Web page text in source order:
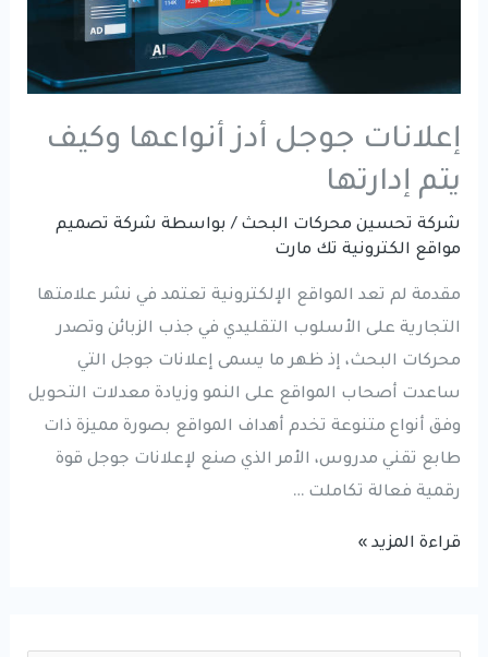
إعلانات جوجل أدز أنواعها وكيف
يتم إدارتها
شركة تحسين محركات البحث / بواسطة شركة تصميم
مواقع الكترونية تك مارت
مقدمة لم تعد المواقع الإلكترونية تعتمد في نشر علامتها
التجارية على الأسلوب التقليدي في جذب الزبائن وتصدر
محركات البحث، إذ ظهر ما يسمى إعلانات جوجل التي
ساعدت أصحاب المواقع على النمو وزيادة معدلات التحويل
وفق أنواع متنوعة تخدم أهداف المواقع بصورة مميزة ذات
طابع تقني مدروس، الأمر الذي صنع لإعلانات جوجل قوة
رقمية فعالة تكاملت …
إعلانات
قراءة المزيد »